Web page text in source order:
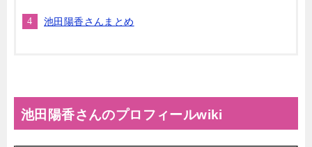
池田陽香さんまとめ
池田陽香さんのプロフィールwiki